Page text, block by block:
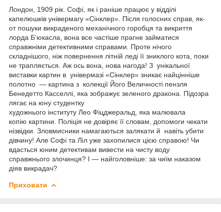
Лондон, 1909 рік. Софі, як і раніше працює у відділі
капелюшків універмагу «Сінклер». Після голосних справ, як-
от пошуки викраденого механічного горобця та викриття
лорда Б’юкасла, вона все частіше прагне займатися
справжніми детективними справами. Проте нічого
складнішого, ніж повернення літній леді її зниклого кота, поки
не трапляється. Аж ось вона, нова нагода! З унікальної
виставки картин в універмазі «Сінклер» зникає найцінніше
полотно — картина з колекції Його Величності пензля
Бенедетто Касселлі, яка зображує зеленого дракона. Підозра
лягає на юну студентку
художнього інституту Лео Фіцджеральд, яка малювала
копію картини. Поліція не довіряє її словам, допомоги чекати
нізвідки. Зловмисники намагаються залякати й навіть убити
дівчину! Але Софі та Ліл уже захопилися цією справою! Чи
вдасться юним детективам вивести на чисту воду
справжнього злочинця? І — найголовніше: за чиїм наказом
діяв викрадач?
Приховати